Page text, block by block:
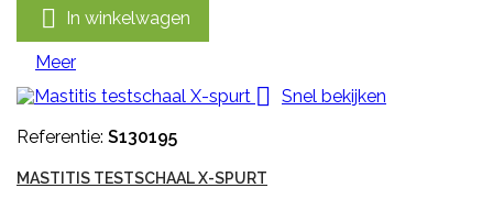
 In winkelwagen
Meer

Snel bekijken
Referentie: S130195
MASTITIS TESTSCHAAL X-SPURT